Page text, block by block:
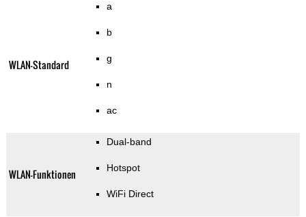
WLAN-Standard
a
b
g
n
ac
WLAN-Funktionen
Dual-band
Hotspot
WiFi Direct